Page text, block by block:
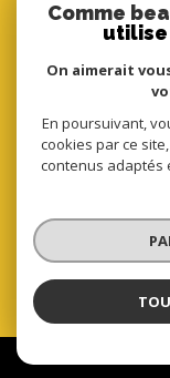
Nos honoraires
Comme
utilise
On aimerait
En poursuivant,
cookies par ce
contenus adaptés